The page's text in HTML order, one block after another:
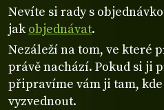
Nevíte si rady s
jakobjednávat.
Nezáleží na tom, ve které
právě nachází. Pokud si ji
připravíme vám ji tam,
vyzvednout.